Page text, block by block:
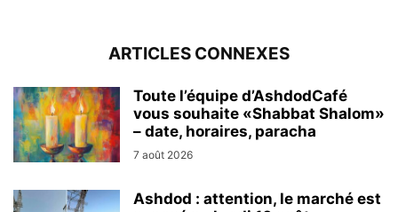
ARTICLES CONNEXES
Toute l’équipe d’AshdodCafé
vous souhaite «Shabbat Shalom»
– date, horaires, paracha
7 août 2026
Ashdod : attention, le marché est